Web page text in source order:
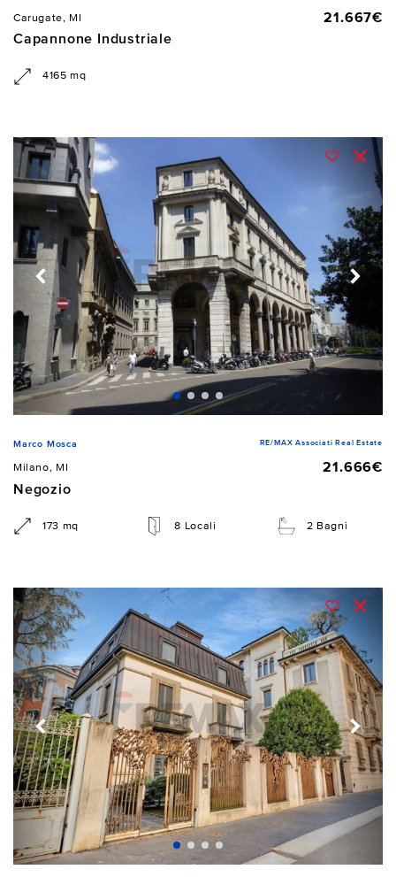
Carugate, MI
21.667€
Capannone Industriale
4165 mq
Marco Mosca RE/MAX Associati Real Estate
Milano, MI
21.666€
Negozio
173 mq 8 Locali 2 Bagni